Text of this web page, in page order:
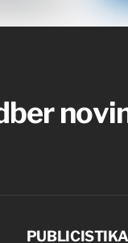
PUBLICISTIKA